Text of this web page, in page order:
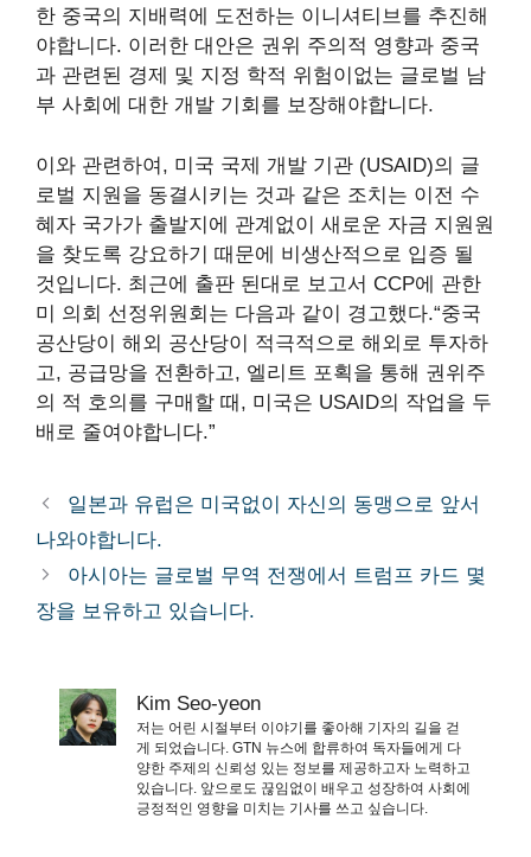
한 중국의 지배력에 도전하는 이니셔티브를 추진해
야합니다. 이러한 대안은 권위 주의적 영향과 중국
과 관련된 경제 및 지정 학적 위험이없는 글로벌 남
부 사회에 대한 개발 기회를 보장해야합니다.
이와 관련하여, 미국 국제 개발 기관 (USAID)의 글
로벌 지원을 동결시키는 것과 같은 조치는 이전 수
혜자 국가가 출발지에 관계없이 새로운 자금 지원원
을 찾도록 강요하기 때문에 비생산적으로 입증 될
것입니다. 최근에 출판 된대로 보고서 CCP에 관한
미 의회 선정위원회는 다음과 같이 경고했다.“중국
공산당이 해외 공산당이 적극적으로 해외로 투자하
고, 공급망을 전환하고, 엘리트 포획을 통해 권위주
의 적 호의를 구매할 때, 미국은 USAID의 작업을 두
배로 줄여야합니다.”
일본과 유럽은 미국없이 자신의 동맹으로 앞서
나와야합니다.
아시아는 글로벌 무역 전쟁에서 트럼프 카드 몇
장을 보유하고 있습니다.
Kim Seo-yeon
저는 어린 시절부터 이야기를 좋아해 기자의 길을 걷
게 되었습니다. GTN 뉴스에 합류하여 독자들에게 다
양한 주제의 신뢰성 있는 정보를 제공하고자 노력하고
있습니다. 앞으로도 끊임없이 배우고 성장하여 사회에
긍정적인 영향을 미치는 기사를 쓰고 싶습니다.